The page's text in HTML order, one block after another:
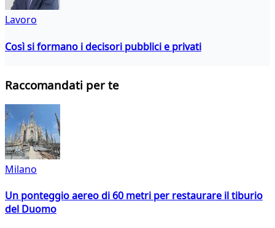
Lavoro
Così si formano i decisori pubblici e privati
Raccomandati per te
Milano
Un ponteggio aereo di 60 metri per restaurare il tiburio
del Duomo